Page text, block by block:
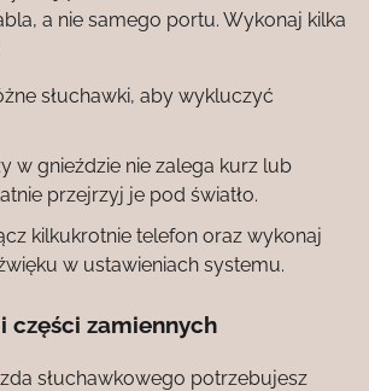
a nie samego portu. Wykonaj kilka
słuchawki, aby wykluczyć
w gnieździe nie zalega kurz lub
przejrzyj je pod światło.
kilkukrotnie telefon oraz wykonaj
w ustawieniach systemu.
części zamiennych
słuchawkowego potrzebujesz